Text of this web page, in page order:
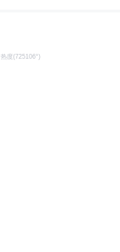
热度(725106°)